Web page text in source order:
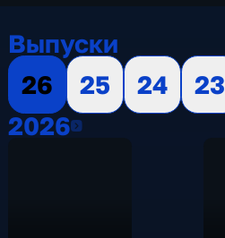
Выпуски
26
25 24 23
20262026